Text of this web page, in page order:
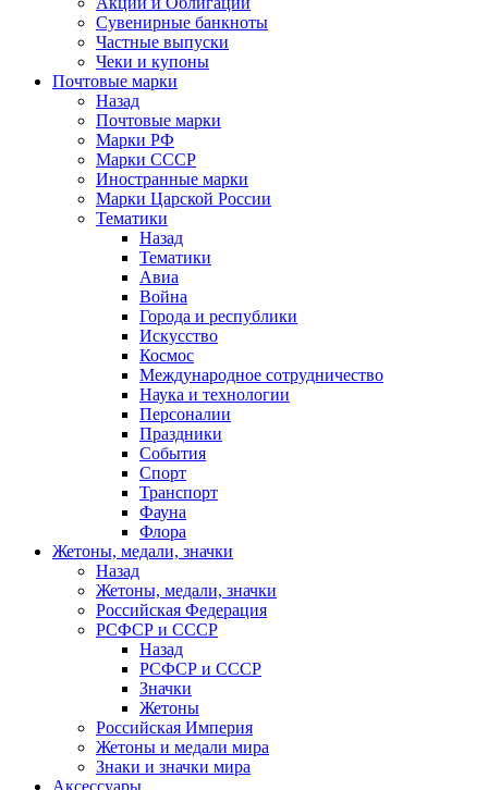
Сувенирные банкноты
Частные выпуски
Чеки и купоны
Почтовые марки
Назад
Почтовые марки
Марки РФ
Марки СССР
Иностранные марки
Марки Царской России
Тематики
Назад
Тематики
Авиа
Война
Города и республики
Искусство
Космос
Международное сотрудничество
Наука и технологии
Персоналии
Праздники
События
Спорт
Транспорт
Фауна
Флора
Жетоны, медали, значки
Назад
Жетоны, медали, значки
Российская Федерация
РСФСР и СССР
Назад
РСФСР и СССР
Значки
Жетоны
Российская Империя
Жетоны и медали мира
Знаки и значки мира
Аксессуары